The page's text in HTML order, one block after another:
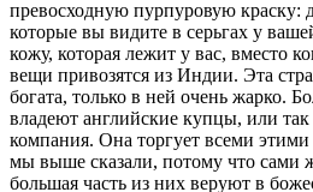
превосходную пурпуровую краску:
которые вы видите в серьгах у
кожу, которая лежит у вас, вместо
вещи привозятся из Индии. Эта
богата, только в ней очень жарко.
владеют английские купцы, или
компания. Она торгует всеми
мы выше сказали, потому что сами
большая часть из них веруют в